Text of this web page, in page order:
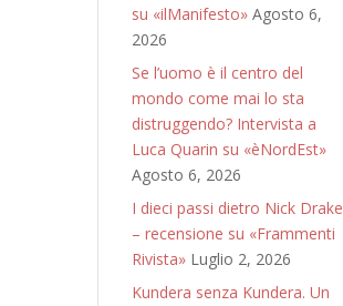
su «ilManifesto» Agosto 6,
2026
Se l’uomo è il centro del
mondo come mai lo sta
distruggendo? Intervista a
Luca Quarin su «èNordEst»
Agosto 6, 2026
I dieci passi dietro Nick Drake
– recensione su «Frammenti
Rivista» Luglio 2, 2026
Kundera senza Kundera. Un